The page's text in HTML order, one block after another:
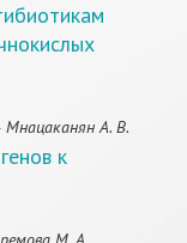
А. В.
к